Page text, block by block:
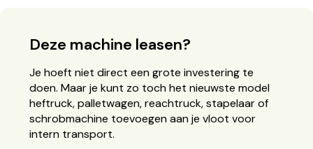
Deze machine leasen?
Je hoeft niet direct een grote investering te
doen. Maar je kunt zo toch het nieuwste model
heftruck, palletwagen, reachtruck, stapelaar of
schrobmachine toevoegen aan je vloot voor
intern transport.